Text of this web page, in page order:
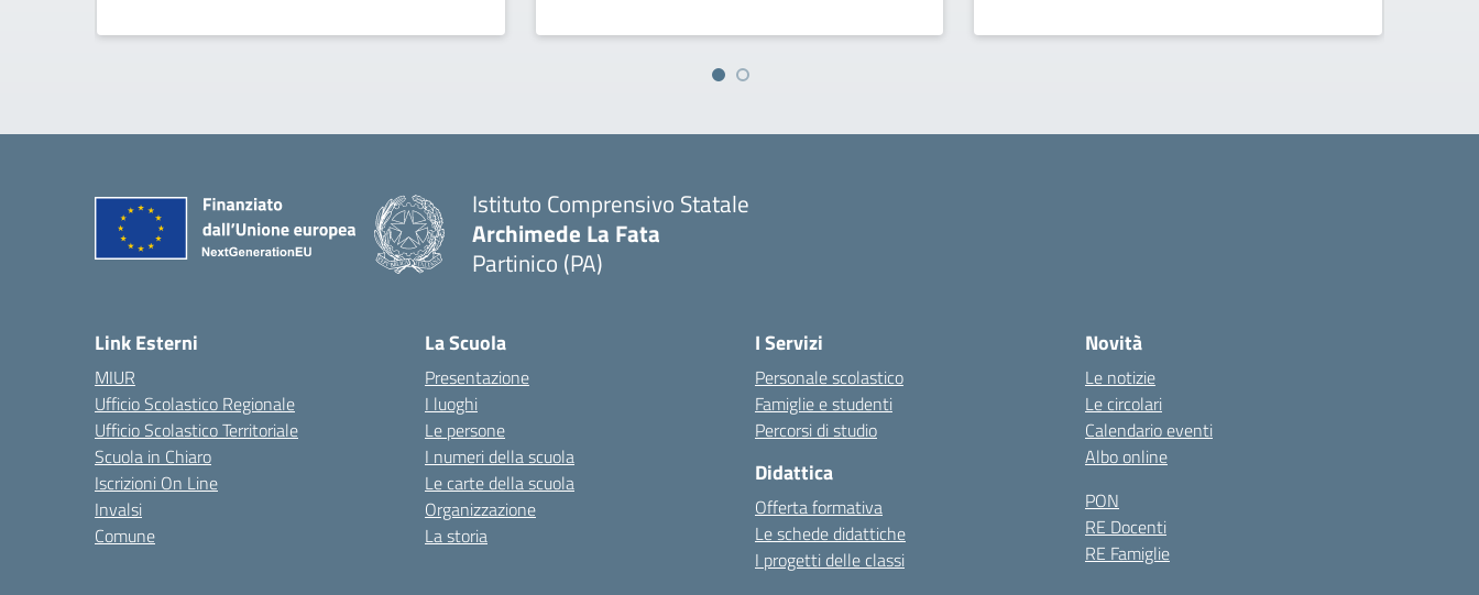
Istituto Comprensivo Statale
Archimede La Fata
Partinico (PA)
Link Esterni
MIUR
Ufficio Scolastico Regionale
Ufficio Scolastico Territoriale
Scuola in Chiaro
Iscrizioni On Line
Invalsi
Comune
La Scuola
Presentazione
I luoghi
Le persone
I numeri della scuola
Le carte della scuola
Organizzazione
La storia
I Servizi
Personale scolastico
Famiglie e studenti
Percorsi di studio
Didattica
Offerta formativa
Le schede didattiche
I progetti delle classi
Novità
Le notizie
Le circolari
Calendario eventi
Albo online
PON
RE Docenti
RE Famiglie